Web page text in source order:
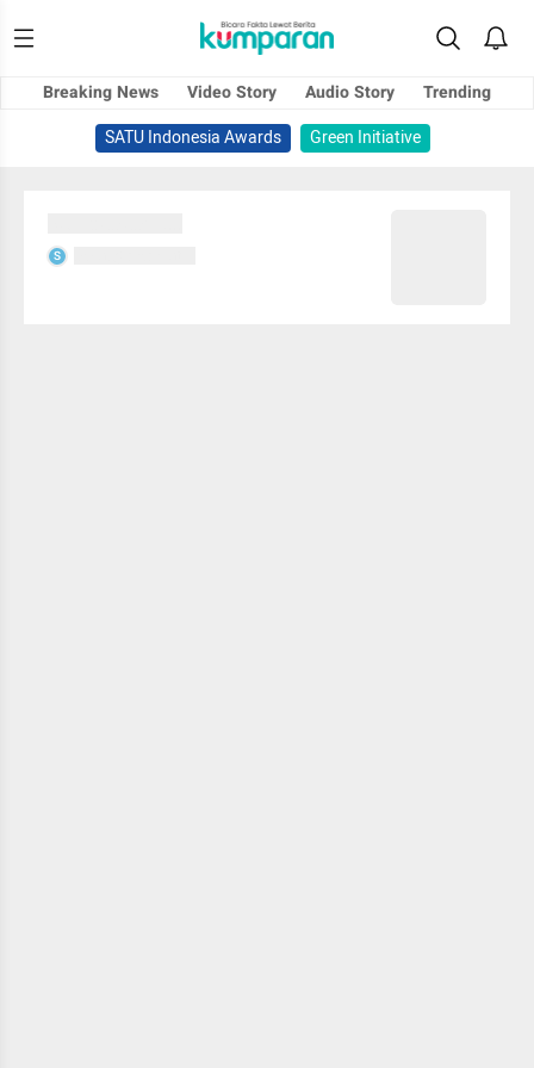
Breaking News Video Story Audio Story
Trending
SATU Indonesia Awards
Green Initiative
S